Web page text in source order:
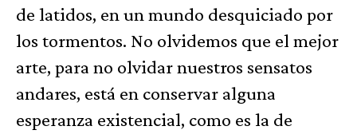
de latidos, en un mundo desquiciado por
los tormentos. No olvidemos que el mejor
arte, para no olvidar nuestros sensatos
andares, está en conservar alguna
esperanza existencial, como es la de